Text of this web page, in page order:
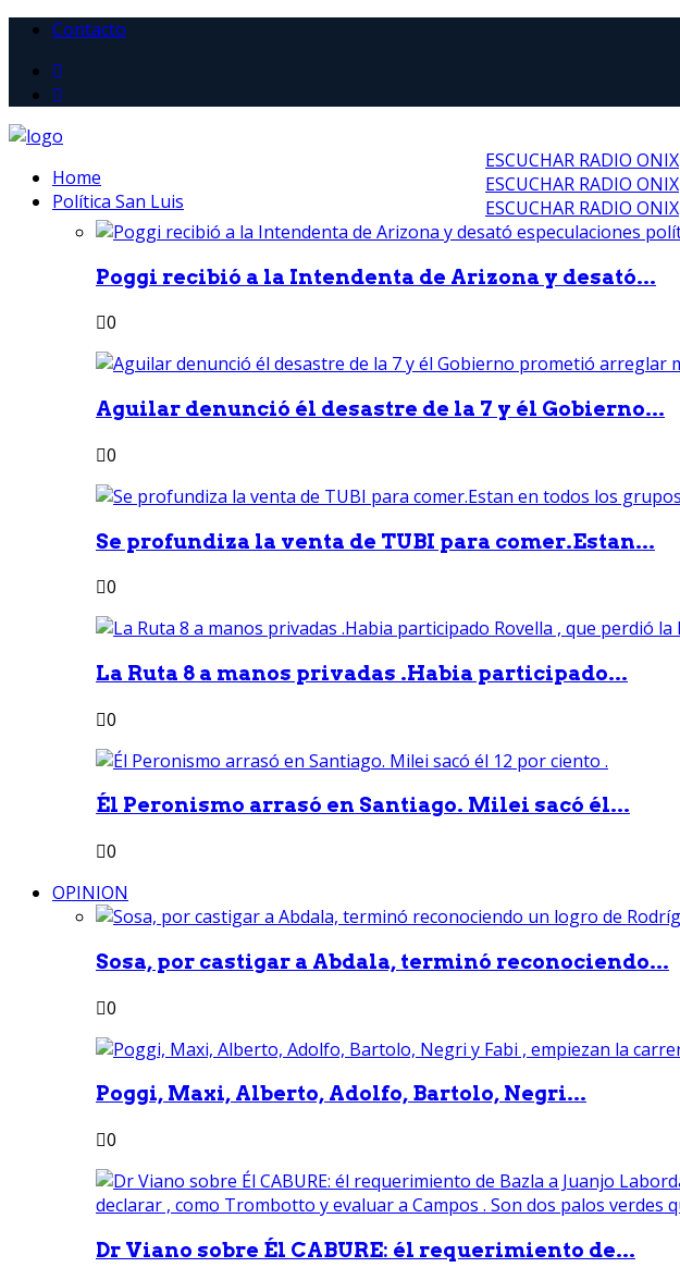
Contacto
ESCUCHAR RADIO ONIX
ESCUCHAR RADIO ONIX
ESCUCHAR RADIO ONIX
Home
Política San Luis
Poggi recibió a la Intendenta de Arizona y desató...
0
Aguilar denunció él desastre de la 7 y él Gobierno...
0
Se profundiza la venta de TUBI para comer.Estan...
0
La Ruta 8 a manos privadas .Habia participado...
0
Él Peronismo arrasó en Santiago. Milei sacó él...
0
OPINION
Sosa, por castigar a Abdala, terminó reconociendo...
0
Poggi, Maxi, Alberto, Adolfo, Bartolo, Negri...
0
Dr Viano sobre Él CABURE: él requerimiento de...